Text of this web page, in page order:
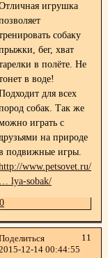
игрушка
собаку
бег, хват
в полёте. Не
в воде!
для всех
собак. Так же
играть с
на природе
подвижные игры.
www.petsovet.ru/
… lya-sobak/
0
11
12-14 00:44:55